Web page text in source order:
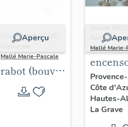
Aperçu
Dossier IM05001343 |
Mallé Marie-Pascale
rabot (bouvet
d'assemblement)
Réalisé par
Mallé Marie-
Côte
Hautes-
La Grave